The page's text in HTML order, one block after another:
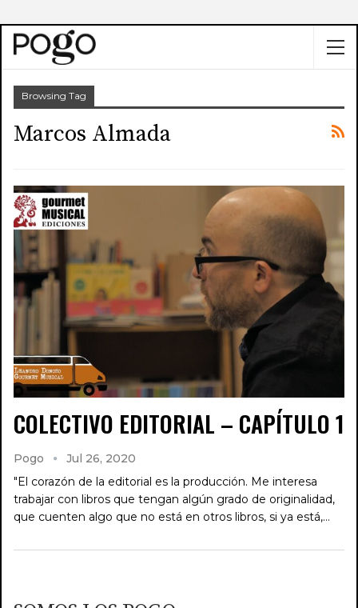
Browsing Tag
Marcos Almada
COLECTIVO EDITORIAL – CAPÍTULO 1
Pogo
Jul 26, 2020
"El corazón de la editorial es la producción. Me interesa
trabajar con libros que tengan algún grado de originalidad,
que cuenten algo que no está en otros libros, si ya está,…